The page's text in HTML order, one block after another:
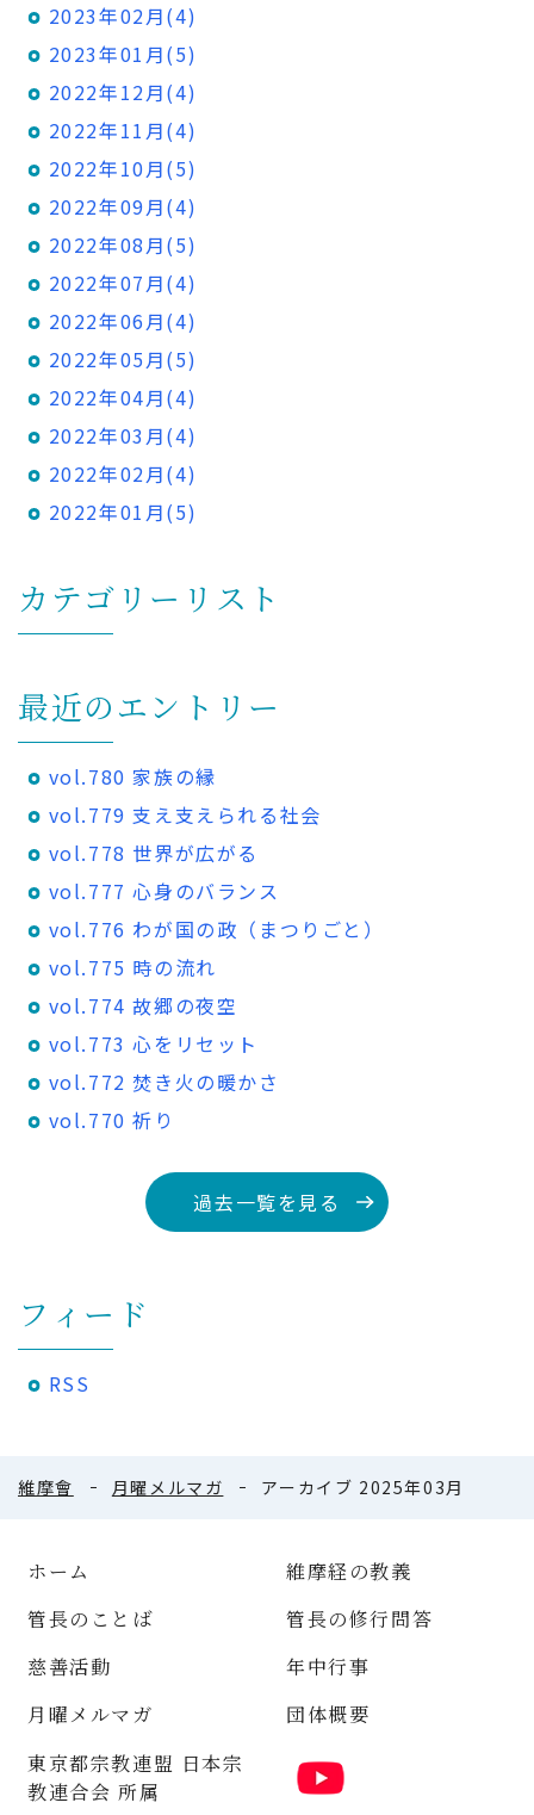
2023年02月(4)
2023年01月(5)
2022年12月(4)
2022年11月(4)
2022年10月(5)
2022年09月(4)
2022年08月(5)
2022年07月(4)
2022年06月(4)
2022年05月(5)
2022年04月(4)
2022年03月(4)
2022年02月(4)
2022年01月(5)
カテゴリーリスト
最近のエントリー
vol.780 家族の縁
vol.779 支え支えられる社会
vol.778 世界が広がる
vol.777 心身のバランス
vol.776 わが国の政（まつりごと）
vol.775 時の流れ
vol.774 故郷の夜空
vol.773 心をリセット
vol.772 焚き火の暖かさ
vol.770 祈り
過去一覧を見る
フィード
RSS
維摩會 月曜メルマガ アーカイブ 2025年03月
ホーム
維摩経の教義
管長のことば
管長の修行問答
慈善活動
年中行事
月曜メルマガ
団体概要
東京都宗教連盟 日本宗
教連合会 所属